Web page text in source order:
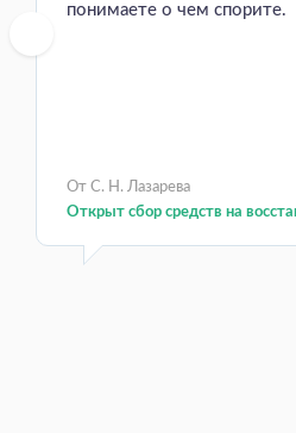
понимаете о чем спорите.
От С. Н. Лазарева
Открыт сбор средств на